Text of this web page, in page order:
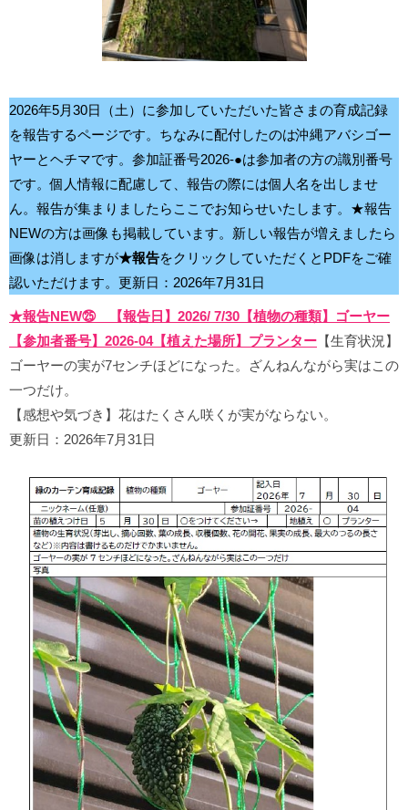
2026年5月30日（土）に参加していただいた皆さまの育成記録
を報告するページです。ちなみに配付したのは沖縄アバシゴー
ヤーとヘチマです。参加証番号2026-●は参加者の方の識別番号
です。個人情報に配慮して、報告の際には個人名を出しませ
ん。報告が集まりましたらここでお知らせいたします。★報告
NEWの方は画像も掲載しています。新しい報告が増えましたら
画像は消しますが★報告をクリックしていただくとPDFをご確
認いただけます。更新日：2026年7月31日
★報告NEW㉕ 【報告日】2026/ 7/30【植物の種類】ゴーヤー
【参加者番号】2026-04【植えた場所】プランター 【生育状況】
ゴーヤーの実が7センチほどになった。ざんねんながら実はこの
一つだけ。
【感想や気づき】花はたくさん咲くが実がならない。
更新日：2026年7月31日